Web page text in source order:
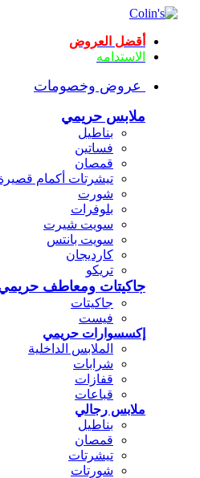
أقضل العروض
الاستدامه
عروض وخصومات
ملابس حريمي
بناطيل
فساتين
قمصان
تيشرتات أكمام
شورت
بلوفرات
سويت شيرت
سويت بانتس
كارديجان
تريكو
جاكيتات ومعاطف
جاكيتات
فيست
إكسسوارات حريمي
الملابس الداخلية
شرابات
قفازات
قباعات
ملابس رجالي
بناطيل
قمصان
تيشرتات
شورتات